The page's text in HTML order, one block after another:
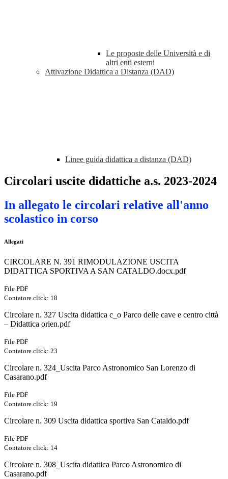
Le proposte delle Università e di
altri enti esterni
Attivazione Didattica a Distanza (DAD)
Linee guida didattica a distanza (DAD)
Circolari uscite didattiche a.s. 2023-2024
In allegato le circolari relative all'anno
scolastico in corso
Allegati
CIRCOLARE N. 391 RIMODULAZIONE USCITA
DIDATTICA SPORTIVA A SAN CATALDO.docx.pdf
File PDF
Contatore click: 18
Circolare n. 327 Uscita didattica c_o Parco delle cave e centro città
– Didattica orien.pdf
File PDF
Contatore click: 23
Circolare n. 324_Uscita Parco Astronomico San Lorenzo di
Casarano.pdf
File PDF
Contatore click: 19
Circolare n. 309 Uscita didattica sportiva San Cataldo.pdf
File PDF
Contatore click: 14
Circolare n. 308_Uscita didattica Parco Astronomico di
Casarano.pdf